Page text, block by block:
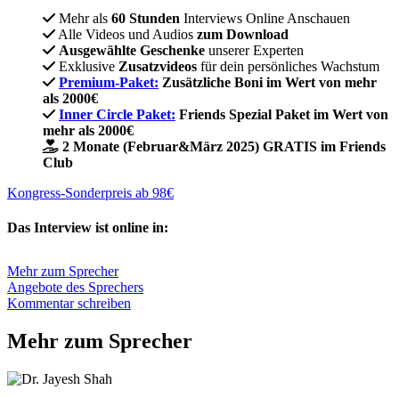
Mehr als 60 Stunden Interviews Online Anschauen
Alle Videos und Audios zum Download
Ausgewählte Geschenke unserer Experten
Exklusive Zusatzvideos für dein persönliches Wachstum
Premium-Paket: Zusätzliche Boni im Wert von mehr
als 2000€
Inner Circle Paket: Friends Spezial Paket im Wert von
mehr als 2000€
2 Monate (Februar&März 2025) GRATIS im Friends
Club
Kongress-Sonderpreis ab 98€
Das Interview ist online in:
Mehr zum Sprecher
Angebote des Sprechers
Kommentar schreiben
Mehr zum Sprecher